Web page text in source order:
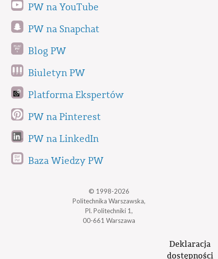
PW na YouTube
PW na Snapchat
Blog PW
Biuletyn PW
Platforma Ekspertów
PW na Pinterest
PW na LinkedIn
Baza Wiedzy PW
© 1998-2026
Politechnika Warszawska,
Pl. Politechniki 1,
00-661 Warszawa
Deklaracja
dostępności